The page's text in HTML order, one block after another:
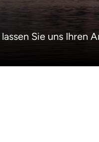
Sie uns Ihren